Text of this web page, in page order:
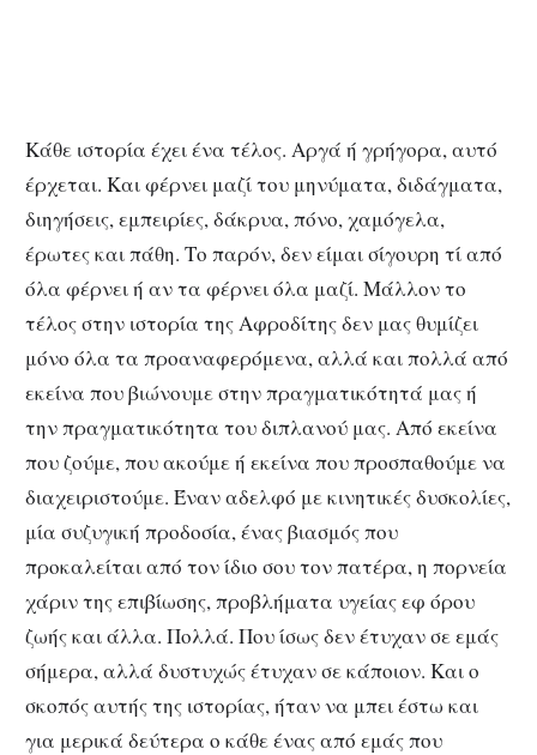
Κάθε ιστορία έχει ένα τέλος. Αργά ή γρήγορα, αυτό
έρχεται. Και φέρνει μαζί του μηνύματα, διδάγματα,
διηγήσεις, εμπειρίες, δάκρυα, πόνο, χαμόγελα,
έρωτες και πάθη. Το παρόν, δεν είμαι σίγουρη τί από
όλα φέρνει ή αν τα φέρνει όλα μαζί. Μάλλον το
τέλος στην ιστορία της Αφροδίτης δεν μας θυμίζει
μόνο όλα τα προαναφερόμενα, αλλά και πολλά από
εκείνα που βιώνουμε στην πραγματικότητά μας ή
την πραγματικότητα του διπλανού μας. Από εκείνα
που ζούμε, που ακούμε ή εκείνα που προσπαθούμε να
διαχειριστούμε. Έναν αδελφό με κινητικές δυσκολίες,
μία συζυγική προδοσία, ένας βιασμός που
προκαλείται από τον ίδιο σου τον πατέρα, η πορνεία
χάριν της επιβίωσης, προβλήματα υγείας εφ όρου
ζωής και άλλα. Πολλά. Που ίσως δεν έτυχαν σε εμάς
σήμερα, αλλά δυστυχώς έτυχαν σε κάποιον. Και ο
σκοπός αυτής της ιστορίας, ήταν να μπει έστω και
για μερικά δεύτερα ο κάθε ένας από εμάς που